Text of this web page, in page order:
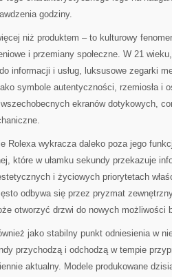
godziny.
niż produktem – to kulturowy
i przemiany społeczne. W 21
informacji i usług, luksusowe zegarki
symbole autentyczności, rzemiosła i
ekranów dotykowych,
Rolexa wykracza daleko poza jego
które w ułamku sekundy przekazuje
i życiowych priorytetach
odbywa się przez pryzmat
otworzyć drzwi do nowych możliwości
jako stabilny punkt odniesienia w
przychodzą i odchodzą w tempie
aktualny. Modele produkowane